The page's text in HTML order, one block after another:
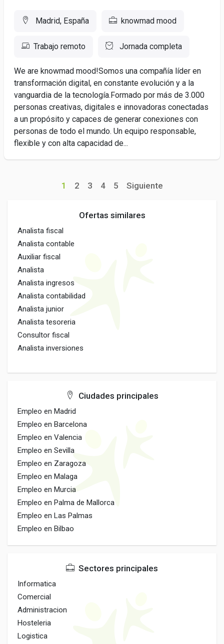
Madrid, España knowmad mood
Trabajo remoto Jornada completa
We are knowmad mood!Somos una compañía líder en
transformación digital, en constante evolución y a la
vanguardia de la tecnología.Formado por más de 3.000
personas creativas, digitales e innovadoras conectadas
a un propósito y capaces de generar conexiones con
personas de todo el mundo. Un equipo responsable,
flexible y con alta capacidad de...
1 2 3 4 5 Siguiente
Ofertas similares
Analista fiscal
Analista contable
Auxiliar fiscal
Analista
Analista ingresos
Analista contabilidad
Analista junior
Analista tesoreria
Consultor fiscal
Analista inversiones
Ciudades principales
Empleo en Madrid
Empleo en Barcelona
Empleo en Valencia
Empleo en Sevilla
Empleo en Zaragoza
Empleo en Malaga
Empleo en Murcia
Empleo en Palma de Mallorca
Empleo en Las Palmas
Empleo en Bilbao
Sectores principales
Informatica
Comercial
Administracion
Hosteleria
Logistica